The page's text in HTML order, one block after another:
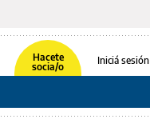
Hacete
socia/o
Iniciá sesión